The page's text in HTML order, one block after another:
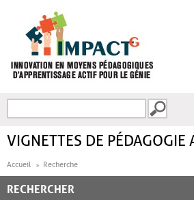
FORMULAIRE DE
VIGNETTES DE PÉDAGOGIE
Accueil Recherche
RECHERCHER